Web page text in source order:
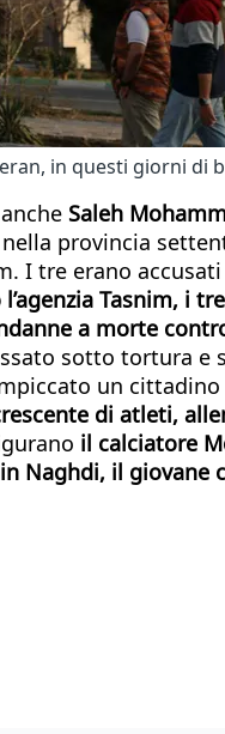
in questi giorni di
Saleh
provincia
I tre erano
l’agenzia Tasnim, i
a morte
sotto tortura e
un
di atleti,
il calciatore
il giovane